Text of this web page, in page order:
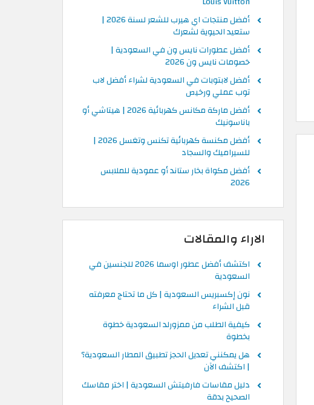
أفضل منتجات اي هيرب للشعر لسنة 2026 |
ستعيد الحيوية لشعرك
أفضل عطورات نايس ون في السعودية |
خصومات نايس ون 2026
أفضل لابتوبات في السعودية لشراء أفضل لاب
توب عملي ورخيص
أفضل ماركة مكانس كهربائية 2026 | هيتاشي أو
باناسونيك
أفضل مكنسة كهربائية تكنس وتغسل 2026 |
للسيراميك والسجاد
أفضل مكواة بخار ستاند أو عمودية للملابس
2026
الاراء والمقالات
اكتشف أفضل عطور اوسما 2026 للجنسين في
السعودية
نون إكسبريس السعودية | كل ما تحتاج معرفته
قبل الشراء
كيفية الطلب من ممزورلد السعودية خطوة
بخطوة
هل يمكنني تعديل الحجز تطبيق المطار السعودية؟
| اكتشف الآن
دليل مقاسات فارفيتش السعودية | اختر مقاسك
الصحيح بدقة